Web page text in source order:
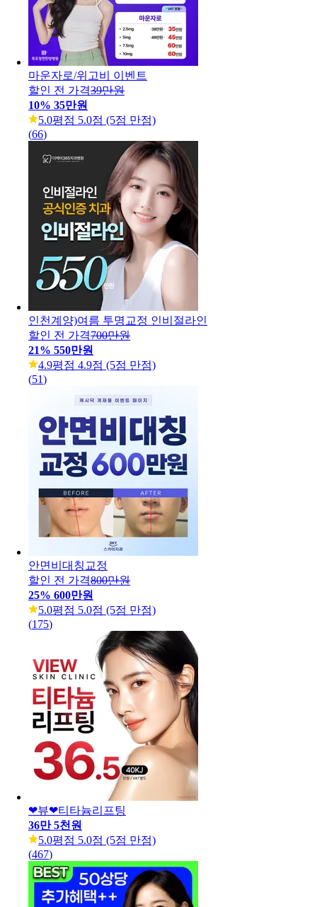
마운자로/위고비 이벤트
할인 전 가격39만원
10% 35만원
5.0평점 5.0점 (5점 만점)
(66)
인천계양)여름 투명교정 인비절라인
할인 전 가격700만원
21% 550만원
4.9평점 4.9점 (5점 만점)
(51)
안면비대칭교정
할인 전 가격800만원
25% 600만원
5.0평점 5.0점 (5점 만점)
(175)
❤뷰❤티타늄리프팅
36만 5천원
5.0평점 5.0점 (5점 만점)
(467)